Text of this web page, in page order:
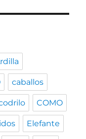
caballos
COMO
Elefante